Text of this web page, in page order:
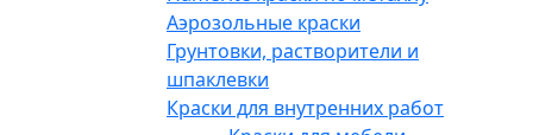
Аэрозольные краски
Грунтовки, растворители и
шпаклевки
Краски для внутренних работ